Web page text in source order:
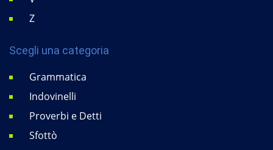
Z
Scegli una categoria
Grammatica
Indovinelli
Proverbi e Detti
Sfottò